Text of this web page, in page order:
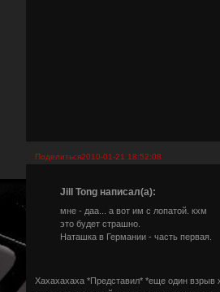
Поделиться2010-01-21 18:52:08
Jill Tong написал(а):
мне - даа... а вот им с лопатой. кхм
это будет страшно.
Наташка в Германии - часть первая.
Хахахахаха *Представил* *еще один взрыв